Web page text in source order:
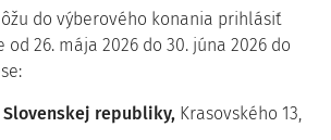
do výberového konania prihlásiť
26. mája 2026 do 30. júna 2026 do
republiky, Krasovského 13,